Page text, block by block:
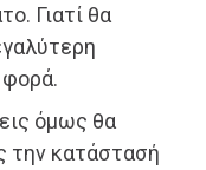
Γιατί θα
φορά.
όμως θα
την κατάστασή